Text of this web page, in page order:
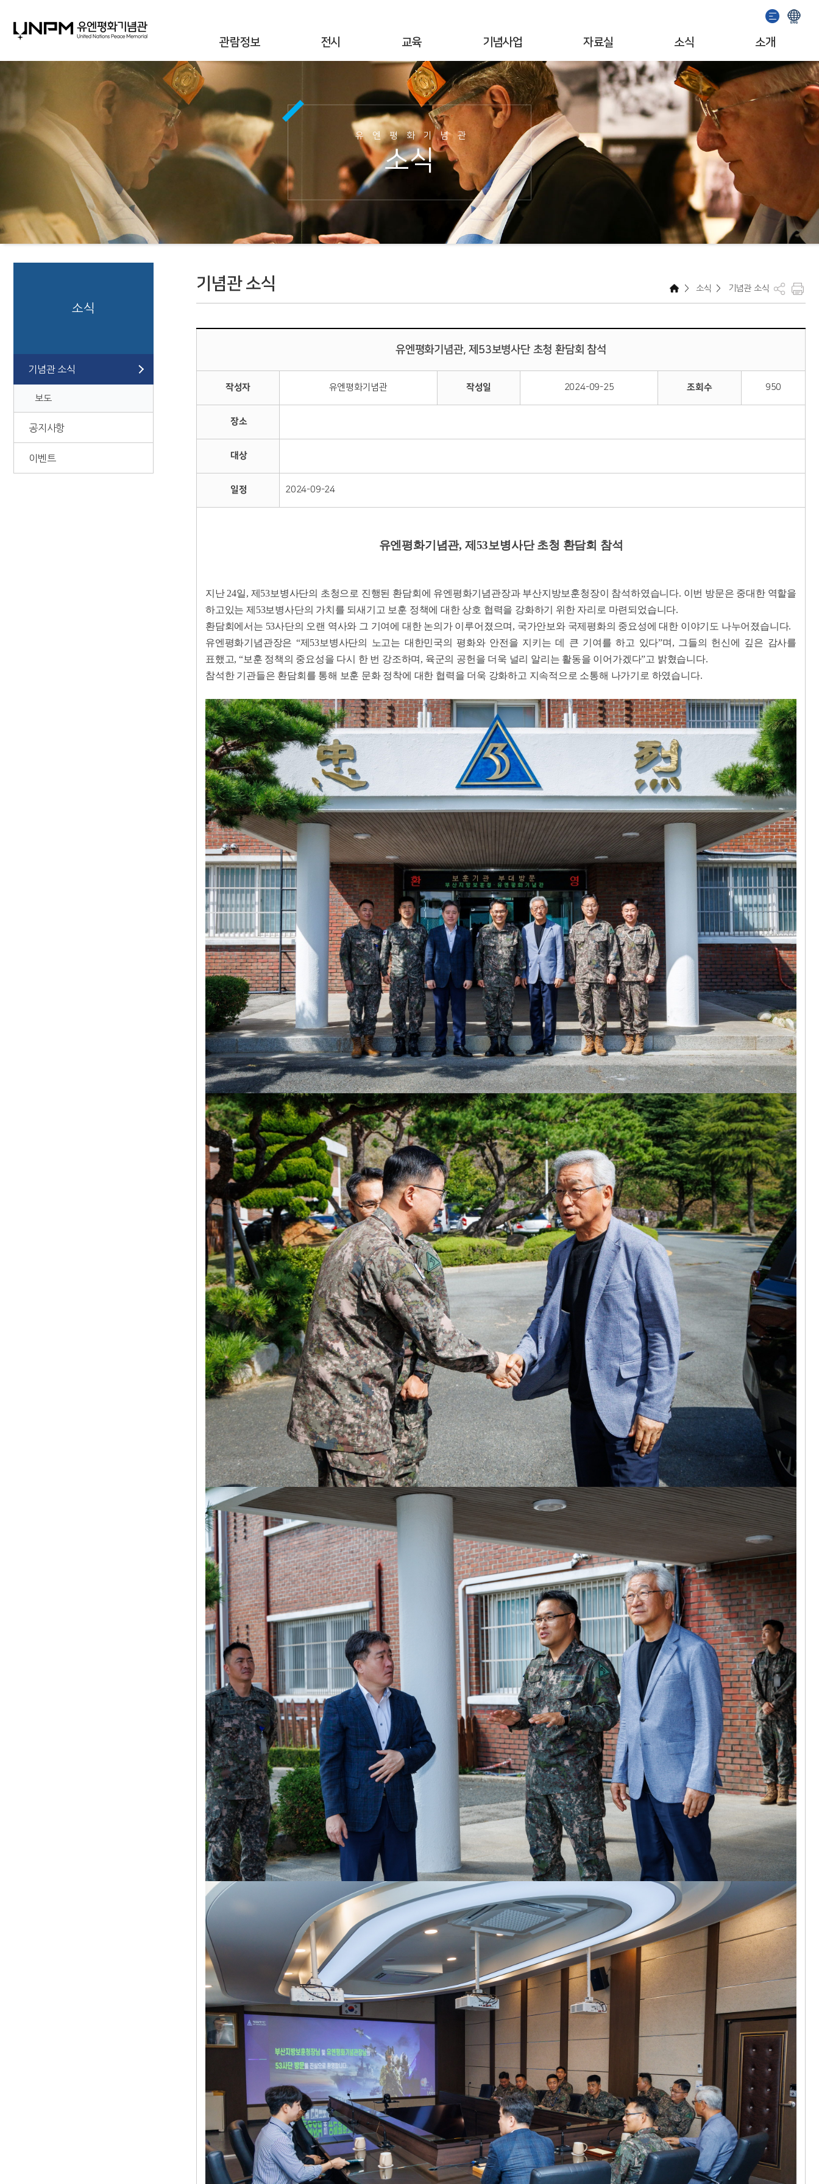
관람정보
시설안내
통합신청조회
오시는길
자주하는질문
전시
기획전시
6·25전쟁 캠페인
명예의 전당
교육
연간교육
교육공지
현장교육
온라인 교육
교육사진
기념사업
기념행사
UN군 참전현황
기념시설정보
이달의 참전국
이달의 영웅
자료실
이용안내
소장자료검색
발간도서
추천도서
소식
기념관 소식
공지사항
소개
인사말
MI/캐릭터
유엔평화기념관
소식
소식
기념관 소식
보도
공지사항
이벤트
기념관 소식 > 소식 > 기념관 소식
유엔평화기념관, 제53보병사단 초청 환담회 참석
작성자 유엔평화기념관 작성일 2024-09-25 조회수 950
장소
대상
일정 2024-09-24
유엔평화기념관, 제53보병사단 초청 환담회 참석
지난 24일, 제53보병사단의 초청으로 진행된 환담회에 유엔평화기념관장과 부산지방보훈청장이 참석하였습니다. 이번 방문은 중대한 역할을
하고있는 제53보병사단의 가치를 되새기고 보훈 정책에 대한 상호 협력을 강화하기 위한 자리로 마련되었습니다.
환담회에서는 53사단의 오랜 역사와 그 기여에 대한 논의가 이루어졌으며, 국가안보와 국제평화의 중요성에 대한 이야기도 나누어졌습니다.
유엔평화기념관장은 “제53보병사단의 노고는 대한민국의 평화와 안전을 지키는 데 큰 기여를 하고 있다”며, 그들의 헌신에 깊은 감사를
표했고, “보훈 정책의 중요성을 다시 한 번 강조하며, 육군의 공헌을 더욱 널리 알리는 활동을 이어가겠다”고 밝혔습니다.
참석한 기관들은 환담회를 통해 보훈 문화 정착에 대한 협력을 더욱 강화하고 지속적으로 소통해 나가기로 하였습니다.